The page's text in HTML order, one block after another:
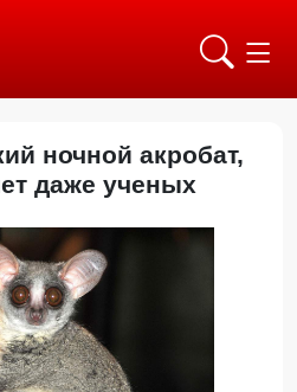
ночной акробат,
даже ученых